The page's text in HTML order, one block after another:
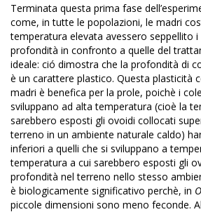
Terminata questa prima fase
come, in tutte le popolazioni, le madri
temperatura elevata avessero seppellito
profondità in confronto a quelle del
ideale: ció dimostra che la profondità di
è un carattere plastico. Questa plasticità
madri è benefica per la prole, poichè i
sviluppano ad alta temperatura (cioè la
sarebbero esposti gli ovoidi collocati
terreno in un ambiente naturale caldo)
inferiori a quelli che si sviluppano a
temperatura a cui sarebbero esposti gli
profondità nel terreno nello stesso
è biologicamente significativo perchè, in
piccole dimensioni sono meno feconde.